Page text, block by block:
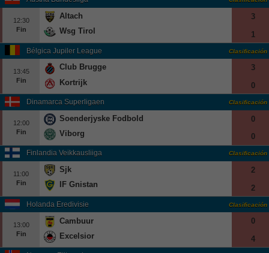
12:30
Fin
Altach
Wsg Tirol
3
1
Bélgica Jupiler League Clasificación
13:45
Fin
Club Brugge
Kortrijk
3
0
Dinamarca Superligaen Clasificación
12:00
Fin
Soenderjyske Fodbold
Viborg
0
0
Finlandia Veikkausliiga Clasificación
11:00
Fin
Sjk
IF Gnistan
2
2
Holanda Eredivisie Clasificación
13:00
Fin
Cambuur
Excelsior
0
4